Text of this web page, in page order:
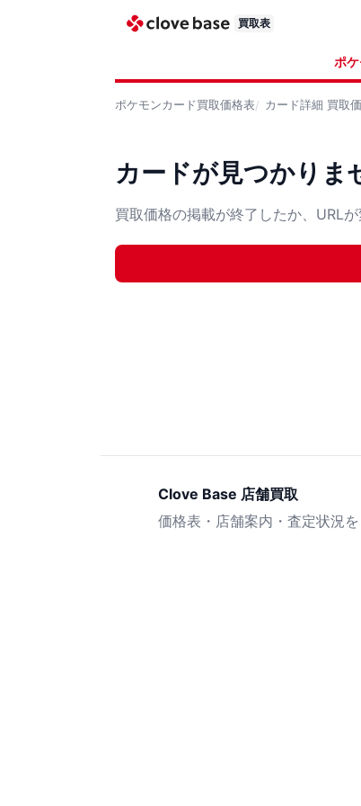
買取表
ポ
ポケモンカード買取価格表 カード詳細 買取
カードが見つかりま
買取価格の掲載が終了したか、URL
Clove Base 店舗買取
価格表・店舗案内・査定状況